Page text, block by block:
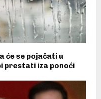
će se pojačati u
prestati iza ponoći